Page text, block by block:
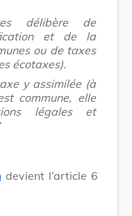
délibère de
et de la
ou de taxes
écotaxes).
y assimilée (à
commune, elle
légales et
devient l’article 6